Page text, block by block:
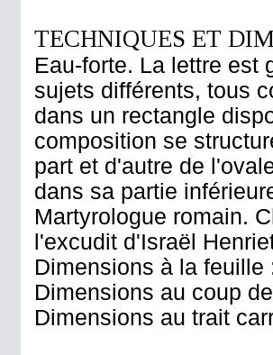
TECHNIQUES ET
Eau-forte. La lettre est
sujets différents, tous
dans un rectangle
composition se
part et d'autre de
dans sa partie
Martyrologue romain.
l'excudit d'Israël
Dimensions à la
Dimensions au coup
Dimensions au trait